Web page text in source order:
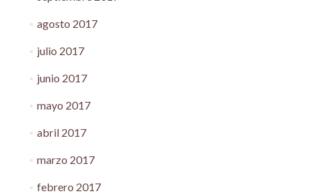
agosto 2017
julio 2017
junio 2017
mayo 2017
abril 2017
marzo 2017
febrero 2017